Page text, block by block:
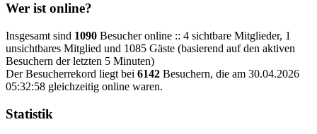
Wer ist online?
Insgesamt sind 1090 Besucher online :: 4 sichtbare Mitglieder, 1
unsichtbares Mitglied und 1085 Gäste (basierend auf den aktiven
Besuchern der letzten 5 Minuten)
Der Besucherrekord liegt bei 6142 Besuchern, die am 30.04.2026
05:32:58 gleichzeitig online waren.
Statistik